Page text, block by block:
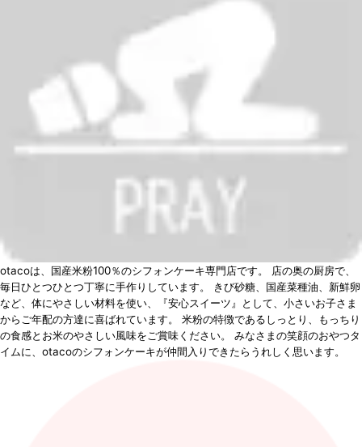
otacoは、国産米粉100％のシフォンケーキ専門店です。 店の奥の厨房で、
毎日ひとつひとつ丁寧に手作りしています。 きび砂糖、国産菜種油、新鮮卵
など、体にやさしい材料を使い、『安心スイーツ』として、小さいお子さま
からご年配の方達に喜ばれています。 米粉の特徴であるしっとり、もっちり
の食感とお米のやさしい風味をご賞味ください。 みなさまの笑顔のおやつタ
イムに、otacoのシフォンケーキが仲間入りできたらうれしく思います。